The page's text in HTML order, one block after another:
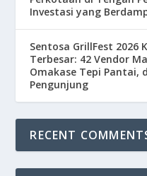
Investasi yang
Sentosa GrillFest 2026
Terbesar: 42 Vendor
Omakase Tepi Pantai,
Pengunjung
RECENT